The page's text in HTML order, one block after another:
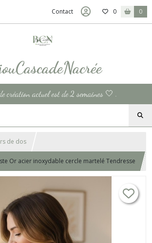
Contact 0 0
création actuel est de 2 semaines 🤍 .
de dos
Or acier inoxydable cercle martelé Tendresse